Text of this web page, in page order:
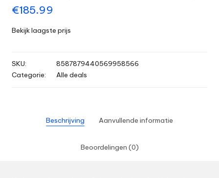
€185.99
Bekijk laagste prijs
SKU:
8587879440569958566
Categorie:
Alle deals
Beschrijving Aanvullende informatie
Beoordelingen (0)